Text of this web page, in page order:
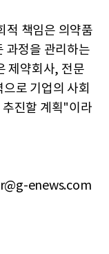
적 책임은 의약품
과정을 관리하는
제약회사, 전문
로 기업의 사회
추진할 계획"이라
enews.com